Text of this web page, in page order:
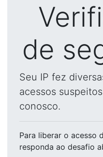
de
Seu IP fez
acessos
conosco.
Para liberar o acesso
responda ao desafio